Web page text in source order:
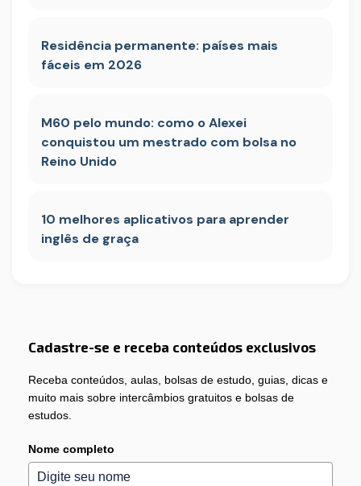
Residência permanente: países mais
fáceis em 2026
M60 pelo mundo: como o Alexei
conquistou um mestrado com bolsa no
Reino Unido
10 melhores aplicativos para aprender
inglês de graça
Cadastre-se e receba conteúdos exclusivos
Receba conteúdos, aulas, bolsas de estudo, guias, dicas e
muito mais sobre intercâmbios gratuitos e bolsas de
estudos.
Nome completo